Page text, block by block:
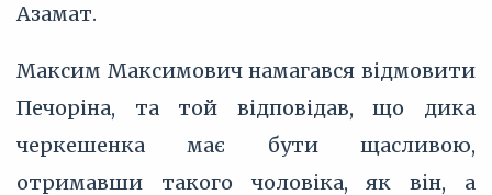
Азамат.
Максим Максимович намагався відмовити
Печоріна, та той відповідав, що дика
черкешенка має бути щасливою,
отримавши такого чоловіка, як він, а